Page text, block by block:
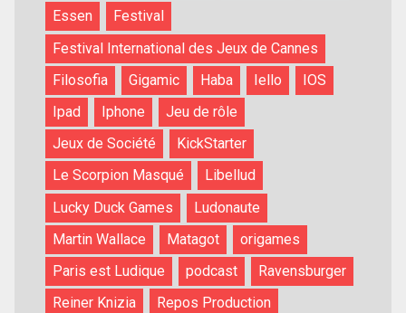
Essen
Festival
Festival International des Jeux de Cannes
Filosofia
Gigamic Haba Iello
IOS
Ipad
Iphone
Jeu de rôle
Jeux de Société
KickStarter
Le Scorpion Masqué
Libellud
Lucky Duck Games
Ludonaute
Martin Wallace
Matagot
origames
Paris est Ludique
podcast
Ravensburger
Reiner Knizia
Repos Production